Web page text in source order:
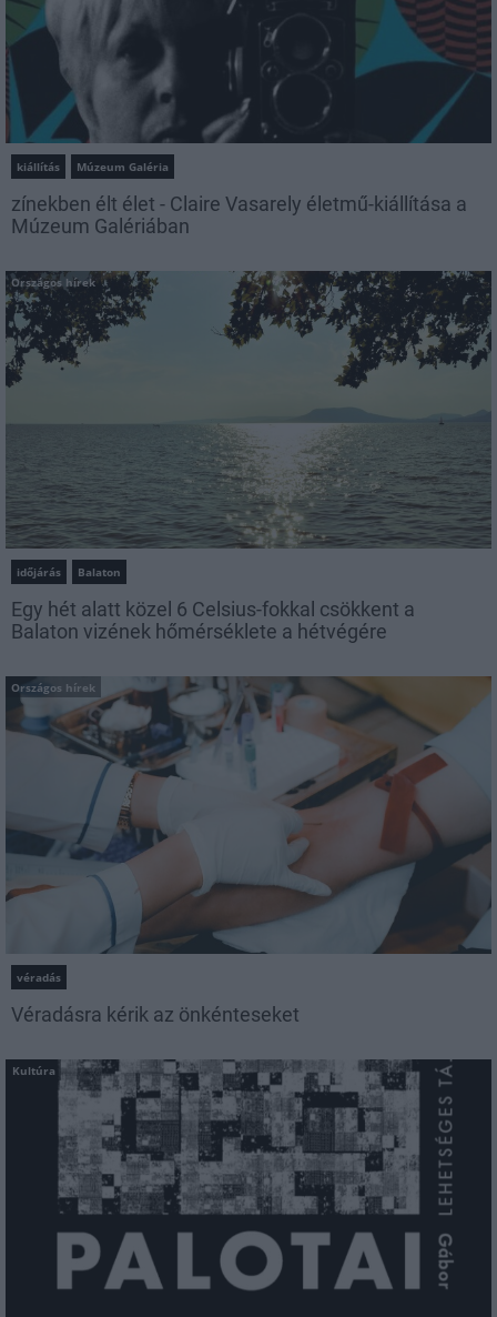
kiállítás Múzeum Galéria
zínekben élt élet - Claire Vasarely életmű-kiállítása a
Múzeum Galériában
Országos hírek
időjárás Balaton
Egy hét alatt közel 6 Celsius-fokkal csökkent a
Balaton vizének hőmérséklete a hétvégére
Országos hírek
véradás
Véradásra kérik az önkénteseket
Kultúra